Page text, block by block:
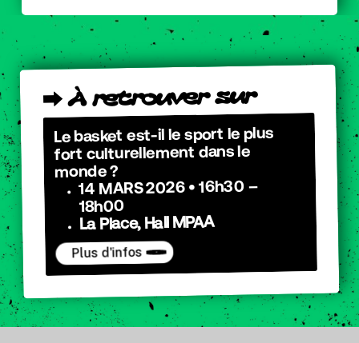
⮕ À retrouver sur
Le basket est-il le sport le plus
fort culturellement dans le
monde ?
14 MARS 2026 • 16h30 –
18h00
La Place, Hall MPAA
Plus d'infos